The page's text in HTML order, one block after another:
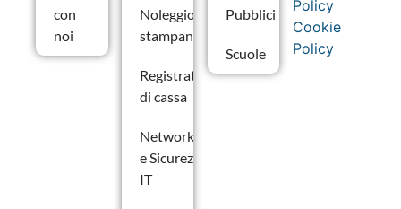
con
noi
Noleggio
stampanti
Registratori
di cassa
Networking
e Sicurezza
IT
Pubblici
Scuole
Policy
Cookie
Policy